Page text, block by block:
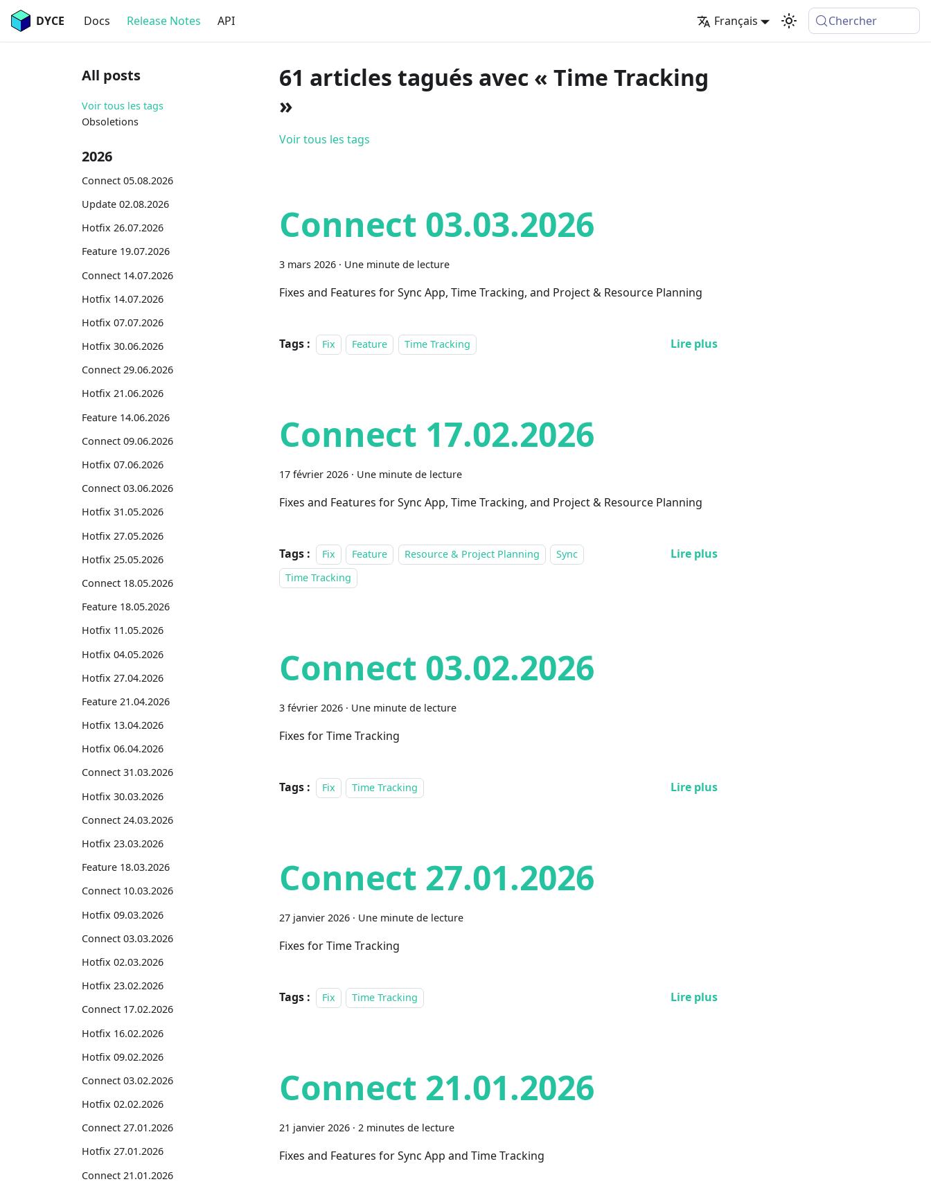
DYCE Docs Release Notes API Français Chercher
All posts
Voir tous les tags
Obsoletions
2026
Connect 05.08.2026
Update 02.08.2026
Hotfix 26.07.2026
Feature 19.07.2026
Connect 14.07.2026
Hotfix 14.07.2026
Hotfix 07.07.2026
Hotfix 30.06.2026
Connect 29.06.2026
Hotfix 21.06.2026
Feature 14.06.2026
Connect 09.06.2026
Hotfix 07.06.2026
Connect 03.06.2026
Hotfix 31.05.2026
Hotfix 27.05.2026
Hotfix 25.05.2026
Connect 18.05.2026
Feature 18.05.2026
Hotfix 11.05.2026
Hotfix 04.05.2026
Hotfix 27.04.2026
Feature 21.04.2026
Hotfix 13.04.2026
Hotfix 06.04.2026
Connect 31.03.2026
Hotfix 30.03.2026
Connect 24.03.2026
Hotfix 23.03.2026
Feature 18.03.2026
Connect 10.03.2026
Hotfix 09.03.2026
Connect 03.03.2026
Hotfix 02.03.2026
Hotfix 23.02.2026
Connect 17.02.2026
Hotfix 16.02.2026
Hotfix 09.02.2026
Connect 03.02.2026
Hotfix 02.02.2026
Connect 27.01.2026
Hotfix 27.01.2026
Connect 21.01.2026
61 articles tagués avec « Time Tracking
»
Voir tous les tags
Connect 03.03.2026
3 mars 2026 · Une minute de lecture
Fixes and Features for Sync App, Time Tracking, and Project & Resource Planning
Tags : Fix Feature Time Tracking Lire plus
Connect 17.02.2026
17 février 2026 · Une minute de lecture
Fixes and Features for Sync App, Time Tracking, and Project & Resource Planning
Tags : Fix Feature Resource & Project Planning
Sync
Time Tracking
Lire plus
Connect 03.02.2026
3 février 2026 · Une minute de lecture
Fixes for Time Tracking
Tags : Fix Time Tracking Lire plus
Connect 27.01.2026
27 janvier 2026 · Une minute de lecture
Fixes for Time Tracking
Tags : Fix Time Tracking Lire plus
Connect 21.01.2026
21 janvier 2026 · 2 minutes de lecture
Fixes and Features for Sync App and Time Tracking